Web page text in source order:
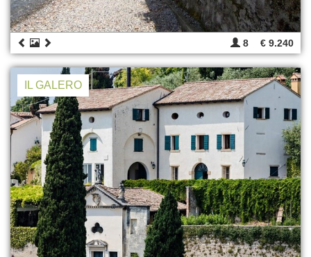
8 € 9.240
IL GALERO